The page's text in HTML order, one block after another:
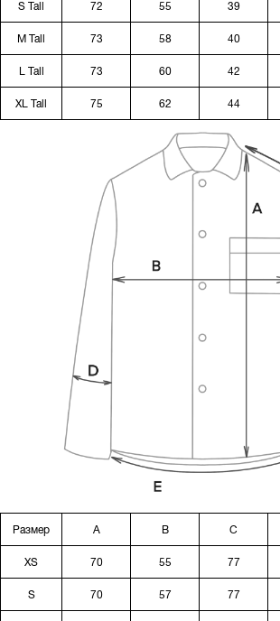
S Tall 72 55 39
M Tall 73 58 40
L Tall 73 60 42
XL Tall 75 62 44
Размер A B C
XS 70 55 77
S 70 57 77